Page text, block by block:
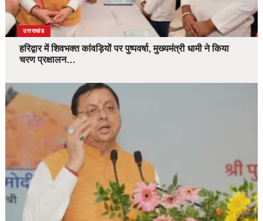
उत्तराखंड
हरिद्वार में शिवभक्त कांवड़ियों पर पुष्पवर्षा, मुख्यमंत्री धामी ने किया
चरण प्रक्षालन…